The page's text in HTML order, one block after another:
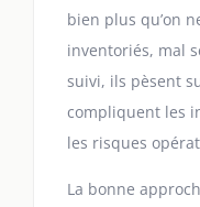
bien plus qu’on
inventoriés, mal
suivi, ils pèsent
compliquent les
les risques
La bonne